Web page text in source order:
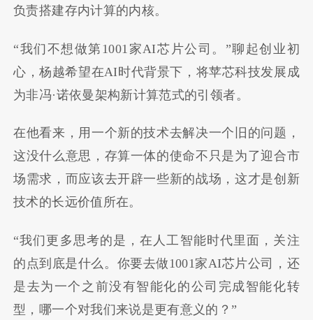
负责搭建存内计算的内核。
“我们不想做第1001家AI芯片公司。”聊起创业初
心，杨越希望在AI时代背景下，将苹芯科技发展成
为非冯·诺依曼架构新计算范式的引领者。
在他看来，用一个新的技术去解决一个旧的问题，
这没什么意思，存算一体的使命不只是为了迎合市
场需求，而应该去开辟一些新的战场，这才是创新
技术的长远价值所在。
“我们更多思考的是，在人工智能时代里面，关注
的点到底是什么。你要去做1001家AI芯片公司，还
是去为一个之前没有智能化的公司完成智能化转
型，哪一个对我们来说是更有意义的？”